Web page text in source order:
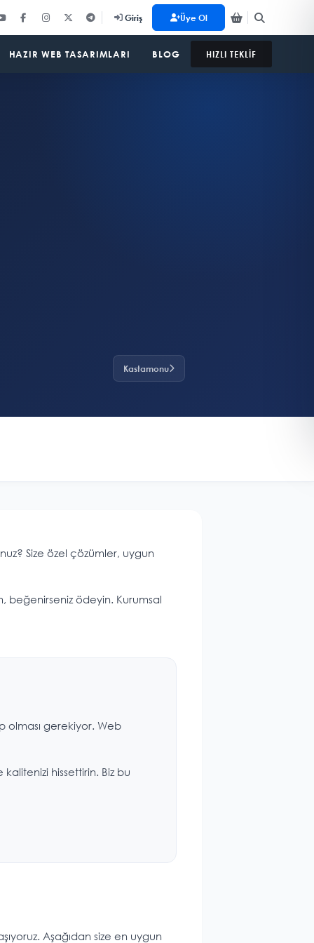
Giriş Üye Ol
HAZIR WEB TASARIMLARI BLOG HIZLI TEKLİF
Kastamonu
Size özel çözümler, uygun
beğenirseniz ödeyin. Kurumsal
olması gerekiyor. Web
hissettirin. Biz bu
Aşağıdan size en uygun